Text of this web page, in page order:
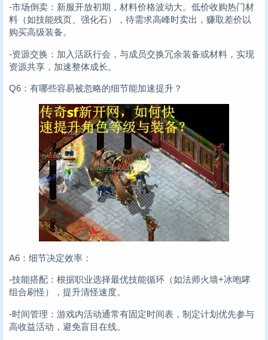
-市场倒卖：新服开放初期，材料价格波动大。低价收购热门材
料（如技能残页、强化石），待需求高峰时卖出，赚取差价以
购买高级装备。
-资源交换：加入活跃行会，与成员交换冗余装备或材料，实现
资源共享，加速整体成长。
Q6：有哪些容易被忽略的细节能加速提升？
A6：细节决定效率：
-技能搭配：根据职业选择最优技能循环（如法师火墙+冰咆哮
组合刷怪），提升清怪速度。
-时间管理：游戏内活动通常有固定时间表，制定计划优先参与
高收益活动，避免盲目在线。